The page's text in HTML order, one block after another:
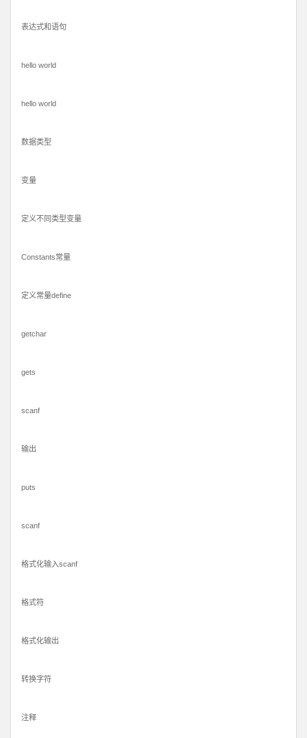
表达式和语句
hello world
hello world
数据类型
变量
定义不同类型变量
Constants常量
定义常量define
getchar
gets
scanf
输出
puts
scanf
格式化输入scanf
格式符
格式化输出
转换字符
注释